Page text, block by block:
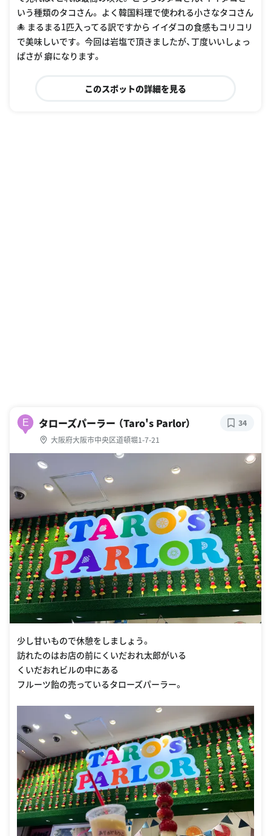
いう種類のタコさん。 よく韓国料理で使われる小さなタコさん
🐙 まるまる1匹入ってる訳ですから イイダコの食感もコリコリ
で美味しいです。 今回は岩塩で頂きましたが、丁度いいしょっ
ぱさが 癖になります。
このスポットの詳細を見る
E タローズパーラー （Taro's Parlor）
大阪府大阪市中央区道頓堀1-7-21
34
少し甘いもので休憩をしましょう。
訪れたのはお店の前にくいだおれ太郎がいる
くいだおれビルの中にある
フルーツ飴の売っているタローズパーラー。